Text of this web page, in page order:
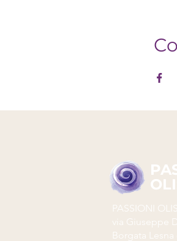
PASSIONI
via Giuseppe
Borgata